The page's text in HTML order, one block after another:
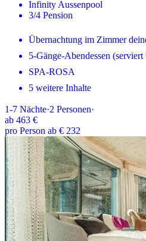
Infinity Aussenpool
3/4 Pension
Übernachtung im Zimmer
5-Gänge-Abendessen
SPA-ROSA
5 weitere Inhalte
1-7 Nächte·2 Personen·
ab 463 €
pro Person ab € 232